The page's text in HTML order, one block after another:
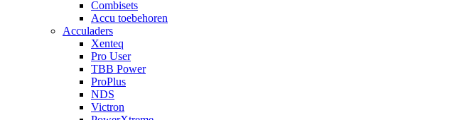
Combisets
Accu toebehoren
Acculaders
Xenteq
Pro User
TBB Power
ProPlus
NDS
Victron